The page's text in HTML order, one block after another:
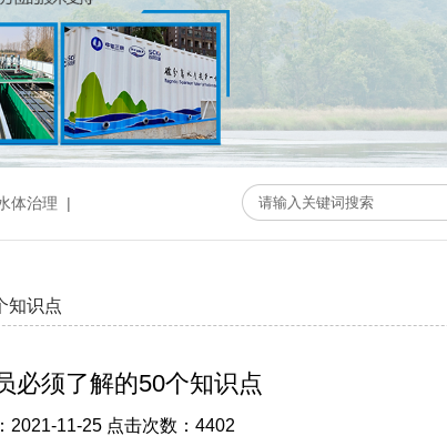
体治理 |
知识点
必须了解的50个知识点
2021-11-25 点击次数：4402